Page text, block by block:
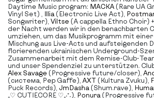
Daytime Music program: MACKA (Rare UA
Vinyl Set) , Illia (Electronic Live Act),
Songwriter), Viltse (A cappella Ethno Choir)
der Nacht werden wir in den benachbarten
umziehen, um das Musikprogramm mit
Mischung aus Live-Acts und aufsteigenden
florierenden ukrainischen Underground-
Zusammenarbeit mit dem Remise-Club-
und unser Spendenziel zu unterstützen.
Alex Savage (Progressive future/closer),
(система, Pep Gaffe), AXT (Kultura Zvuku),
Puck Records), JmDasha (Shum.rave),
₊♡ CUTIECORE ♡₊‧⁺˖), Ponura (Progressive